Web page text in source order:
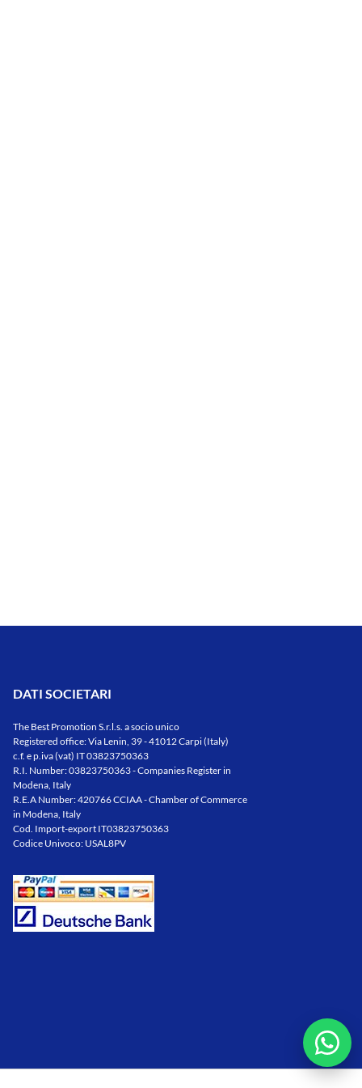
DATI SOCIETARI
The Best Promotion S.r.l.s. a socio unico
Registered office: Via Lenin, 39 - 41012 Carpi (Italy)
c.f. e p.iva (vat) IT 03823750363
R.I. Number: 03823750363 - Companies Register in
Modena, Italy
R.E.A Number: 420766 CCIAA - Chamber of Commerce
in Modena, Italy
Cod. Import-export IT03823750363
Codice Univoco: USAL8PV